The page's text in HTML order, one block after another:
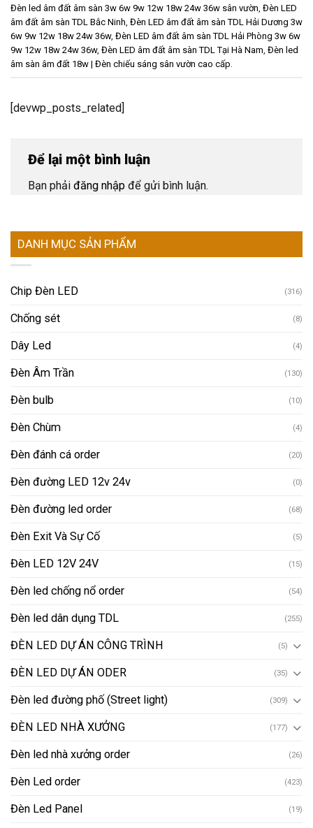
Đèn led âm đất âm sàn 3w 6w 9w 12w 18w 24w 36w sân vườn Đèn LED
âm đất âm sàn TDL Bắc Ninh Đèn LED âm đất âm sàn TDL Hải Dương 3w
6w 9w 12w 18w 24w 36w, Đèn LED âm đất âm sàn TDL Hải Phòng 3w 6w
9w 12w 18w 24w 36w, Đèn LED âm đất âm sàn TDL Tại Hà Nam Đèn led
âm sàn âm đất 18w | Đèn chiếu sáng sân vườn cao cấp
[devwp_posts_related]
Để lại một bình luận
Bạn phải đăng nhập để gửi bình luận.
DANH MỤC SẢN PHẨM
Chip Đèn LED (316)
Chống sét (8)
Dây Led (4)
Đèn Âm Trần (130)
Đèn bulb (10)
Đèn Chùm (4)
Đèn đánh cá order (20)
Đèn đường LED 12v 24v (0)
Đèn đường led order (68)
Đèn Exit Và Sự Cố (5)
Đèn LED 12V 24V (15)
Đèn led chống nổ order (54)
Đèn led dân dụng TDL (255)
ĐÈN LED DỰ ÁN CÔNG TRÌNH (5)
ĐÈN LED DỰ ÁN ODER (35)
Đèn led đường phố (Street light) (309)
ĐÈN LED NHÀ XƯỞNG (177)
Đèn led nhà xưởng order (26)
Đèn Led order (423)
Đèn Led Panel (19)